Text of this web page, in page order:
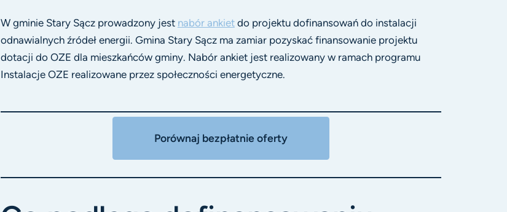
W gminie Stary Sącz prowadzony jest nabór ankietdo projektu dofinansowań do instalacji
odnawialnych źródeł energii. Gmina Stary Sącz ma zamiar pozyskać finansowanie projektu
dotacji do OZE dla mieszkańców gminy. Nabór ankiet jest realizowany w ramach programu
Instalacje OZE realizowane przez społeczności energetyczne.
Porównaj bezpłatnie oferty